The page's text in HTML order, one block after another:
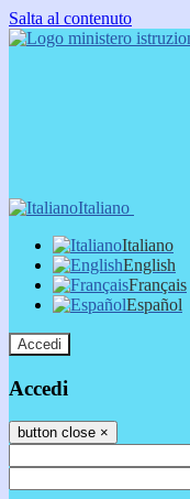
Salta al contenuto
Italiano
Italiano
English
Français
Español
Accedi
Accedi
button close ×